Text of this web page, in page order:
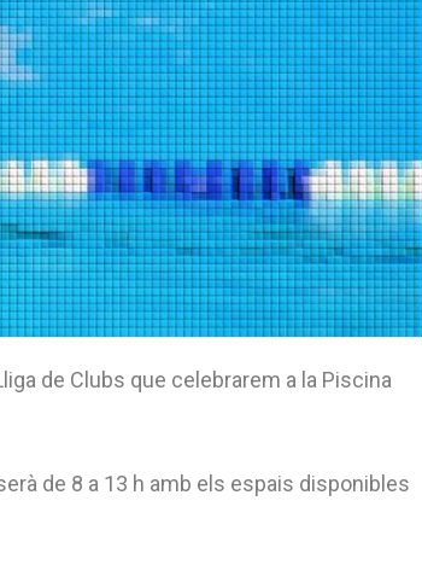
de Clubs que celebrarem a la Piscina
de 8 a 13 h amb els espais disponibles